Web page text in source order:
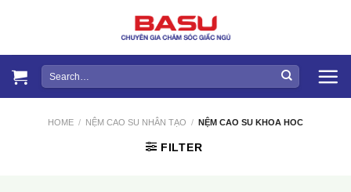
Search
for:
HOME / NỆM CAO SU NHÂN TẠO / NỆM CAO SU KHOA HOC
FILTER